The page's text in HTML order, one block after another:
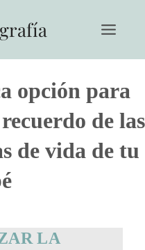
opción para
de las
de vida de tu
LA